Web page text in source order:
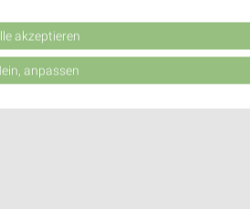
akzeptieren
anpassen